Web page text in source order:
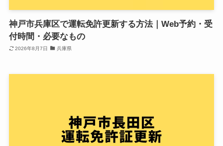
神戸市兵庫区で運転免許更新する方法｜Web予約・受
付時間・必要なもの
2026年8月7日 兵庫県